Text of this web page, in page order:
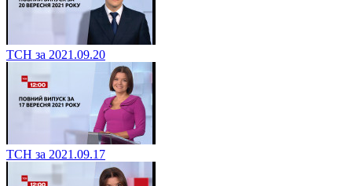
ТСН за 2021.09.20
ТСН за 2021.09.17